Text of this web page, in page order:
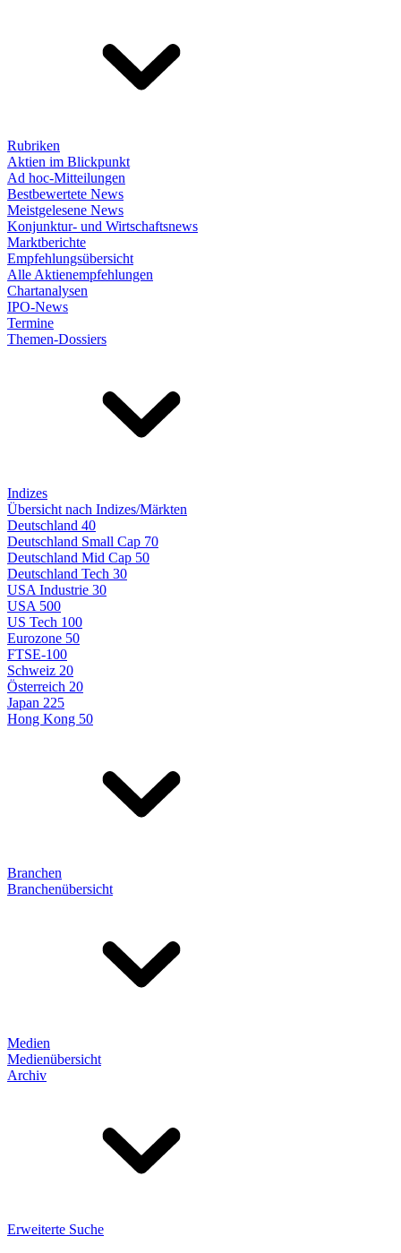
Rubriken
Aktien im Blickpunkt
Ad hoc-Mitteilungen
Bestbewertete News
Meistgelesene News
Konjunktur- und Wirtschaftsnews
Marktberichte
Empfehlungsübersicht
Alle Aktienempfehlungen
Chartanalysen
IPO-News
Termine
Themen-Dossiers
Indizes
Übersicht nach Indizes/Märkten
Deutschland 40
Deutschland Small Cap 70
Deutschland Mid Cap 50
Deutschland Tech 30
USA Industrie 30
USA 500
US Tech 100
Eurozone 50
FTSE-100
Schweiz 20
Österreich 20
Japan 225
Hong Kong 50
Branchen
Branchenübersicht
Medien
Medienübersicht
Archiv
Erweiterte Suche